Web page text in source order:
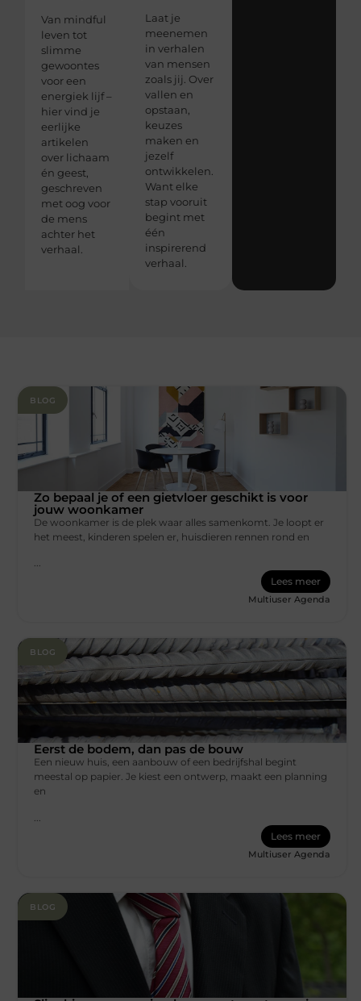
Van mindful
leven tot
slimme
gewoontes
voor een
energiek lijf –
hier vind je
eerlijke
artikelen
over lichaam
én geest,
geschreven
met oog voor
de mens
achter het
verhaal.
Laat je
meenemen
in verhalen
van mensen
zoals jij. Over
vallen en
opstaan,
keuzes
maken en
jezelf
ontwikkelen.
Want elke
stap vooruit
begint met
één
inspirerend
verhaal.
BLOG
Zo bepaal je of een gietvloer geschikt is voor
jouw woonkamer
De woonkamer is de plek waar alles samenkomt. Je loopt er
het meest, kinderen spelen er, huisdieren rennen rond en
...
Lees meer
Multiuser Agenda
BLOG
Eerst de bodem, dan pas de bouw
Een nieuw huis, een aanbouw of een bedrijfshal begint
meestal op papier. Je kiest een ontwerp, maakt een planning
en
Lees meer
Multiuser Agenda
BLOG